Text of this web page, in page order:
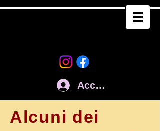
Accedi
Alcuni dei